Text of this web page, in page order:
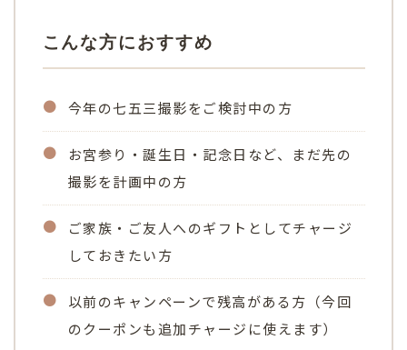
こんな方におすすめ
● 今年の七五三撮影をご検討中の方
●
お宮参り・誕生日・記念日など、まだ先の
撮影を計画中の方
●
ご家族・ご友人へのギフトとしてチャージ
しておきたい方
●
以前のキャンペーンで残高がある方（今回
のクーポンも追加チャージに使えます）